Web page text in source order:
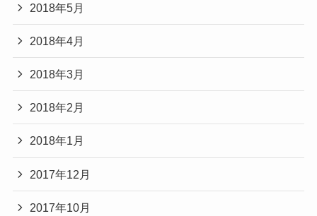
2018年5月
2018年4月
2018年3月
2018年2月
2018年1月
2017年12月
2017年10月